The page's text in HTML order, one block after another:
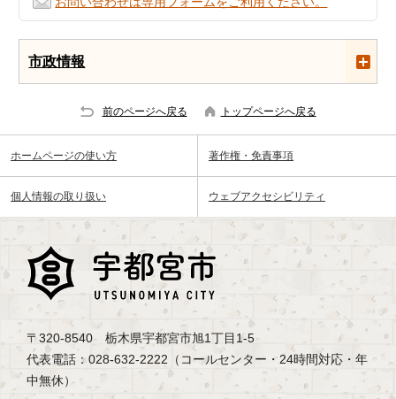
市政情報
前のページへ戻る トップページへ戻る
ホームページの使い方 著作権・免責事項
個人情報の取り扱い ウェブアクセシビリティ
〒320-8540 栃木県宇都宮市旭1丁目1-5
代表電話：028-632-2222（コールセンター・24時間対応・年
中無休）